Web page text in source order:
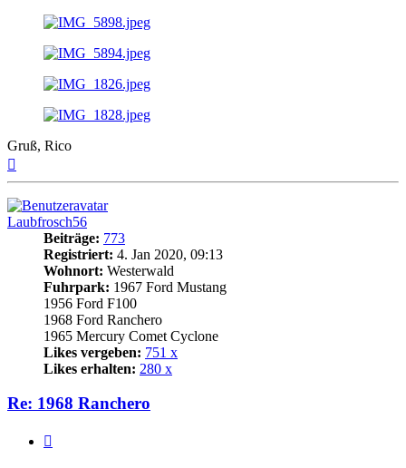
Gruß, Rico
Laubfrosch56
Beiträge: 773
Registriert: 4. Jan 2020, 09:13
Wohnort: Westerwald
Fuhrpark: 1967 Ford Mustang
1956 Ford F100
1968 Ford Ranchero
1965 Mercury Comet Cyclone
Likes vergeben: 751 x
Likes erhalten: 280 x
Re: 1968 Ranchero